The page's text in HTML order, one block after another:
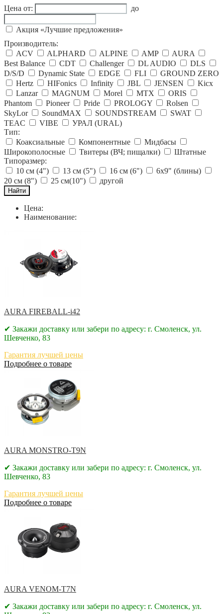
Цена от: до
Акция «Лучшие предложения»
Производитель:
ACV
ALPHARD ALPINE AMP
AURA
Best Balance
CDT Challenger DL AUDIO
DLS
D/S/D
Dynamic State EDGE FLI
GROUND ZERO
Hertz
HIFonics Infinity JBL JENSEN
Kicx
Lanzar
MAGNUM Morel MTX
ORIS
Phantom
Pioneer Pride PROLOGY
Rolsen
SkyLor
SoundMAX SOUNDSTREAM
SWAT
TEAC
VIBE
УРАЛ (URAL)
Тип:
Коаксиальные
Компонентные
Мидбасы
Широкополосные
Твитеры (ВЧ; пищалки)
Штатные
Типоразмер:
10 см (4")
13 см (5") 16 см (6")
6x9" (блины)
20 см (8")
25 см(10") другой
Цена:
Наименование:
AURA FIREBALL-i42
✔ Закажи доставку или забери по адресу: г. Смоленск, ул.
Шевченко, 83
Гарантия лучшей цены
Подробнее о товаре
AURA MONSTRO-T9N
✔ Закажи доставку или забери по адресу: г. Смоленск, ул.
Шевченко, 83
Гарантия лучшей цены
Подробнее о товаре
AURA VENOM-T7N
✔ Закажи доставку или забери по адресу: г. Смоленск, ул.